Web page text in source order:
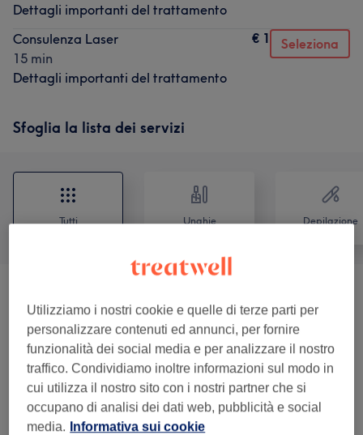
Dettagli importanti del trattamento
Consulenza Laser
15 min
Dettagli importanti del trattamento
€ 1 Seleziona
Sfoglia la lista dei servizi
Tutti Unghie Depilazione
Trucco (2) da € 150
Consulenza (2) da € 1
Massaggi ( 4) da € 30
Utilizziamo i nostri cookie e quelle di terze parti per
personalizzare contenuti ed annunci, per fornire
funzionalità dei social media e per analizzare il nostro
traffico. Condividiamo inoltre informazioni sul modo in
cui utilizza il nostro sito con i nostri partner che si
occupano di analisi dei dati web, pubblicità e social
media. Informativa sui cookie